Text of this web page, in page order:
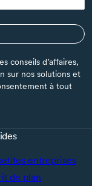
conseils d’affaires,
sur nos solutions et
à tout
entreprises
de plan